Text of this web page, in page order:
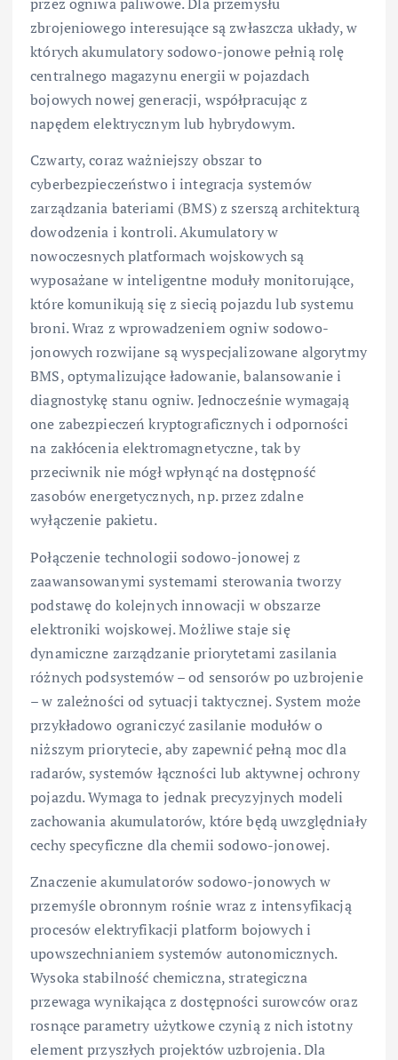
przez ogniwa paliwowe. Dla przemysłu
zbrojeniowego interesujące są zwłaszcza układy, w
których akumulatory sodowo-jonowe pełnią rolę
centralnego magazynu energii w pojazdach
bojowych nowej generacji, współpracując z
napędem elektrycznym lub hybrydowym.
Czwarty, coraz ważniejszy obszar to
cyberbezpieczeństwo i integracja systemów
zarządzania bateriami (BMS) z szerszą architekturą
dowodzenia i kontroli. Akumulatory w
nowoczesnych platformach wojskowych są
wyposażane w inteligentne moduły monitorujące,
które komunikują się z siecią pojazdu lub systemu
broni. Wraz z wprowadzeniem ogniw sodowo-
jonowych rozwijane są wyspecjalizowane algorytmy
BMS, optymalizujące ładowanie, balansowanie i
diagnostykę stanu ogniw. Jednocześnie wymagają
one zabezpieczeń kryptograficznych i odporności
na zakłócenia elektromagnetyczne, tak by
przeciwnik nie mógł wpłynąć na dostępność
zasobów energetycznych, np. przez zdalne
wyłączenie pakietu.
Połączenie technologii sodowo-jonowej z
zaawansowanymi systemami sterowania tworzy
podstawę do kolejnych innowacji w obszarze
elektroniki wojskowej. Możliwe staje się
dynamiczne zarządzanie priorytetami zasilania
różnych podsystemów – od sensorów po uzbrojenie
– w zależności od sytuacji taktycznej. System może
przykładowo ograniczyć zasilanie modułów o
niższym priorytecie, aby zapewnić pełną moc dla
radarów, systemów łączności lub aktywnej ochrony
pojazdu. Wymaga to jednak precyzyjnych modeli
zachowania akumulatorów, które będą uwzględniały
cechy specyficzne dla chemii sodowo-jonowej.
Znaczenie akumulatorów sodowo-jonowych w
przemyśle obronnym rośnie wraz z intensyfikacją
procesów elektryfikacji platform bojowych i
upowszechnianiem systemów autonomicznych.
Wysoka stabilność chemiczna, strategiczna
przewaga wynikająca z dostępności surowców oraz
rosnące parametry użytkowe czynią z nich istotny
element przyszłych projektów uzbrojenia. Dla